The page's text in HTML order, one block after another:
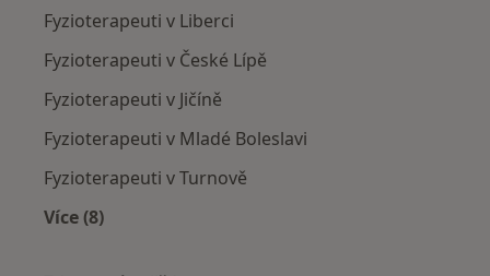
Fyzioterapeuti v Liberci
Fyzioterapeuti v České Lípě
Fyzioterapeuti v Jičíně
Fyzioterapeuti v Mladé Boleslavi
Fyzioterapeuti v Turnově
Více (8)